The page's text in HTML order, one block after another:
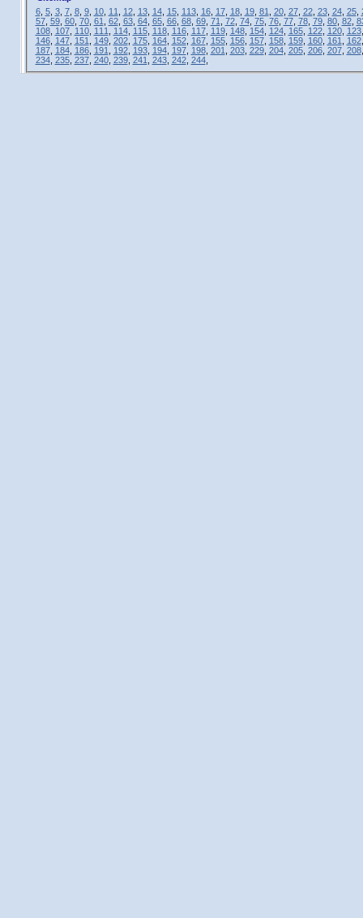
6, 5, 3, 7, 8, 9, 10, 11 12, 13, 14, 15, 113, 16, 17, 18, 19, 81 20, 27, 22, 23, 24, 25,
57, 59, 60, 70, 61 62, 63, 64, 65, 66, 68, 69, 71 72, 74, 75, 76, 77, 78, 79, 80, 82,
108, 107, 110, 111 114, 115, 118, 116, 117, 119, 148, 154, 124, 165, 122, 120, 123
146, 147, 151 149, 202, 175, 164, 152, 167, 155, 156, 157, 158, 159, 160, 161 162
187, 184, 186, 191 192, 193, 194, 197, 198, 201 203, 229, 204, 205, 206, 207, 208
234, 235, 237, 240, 239, 241 243, 242, 244,